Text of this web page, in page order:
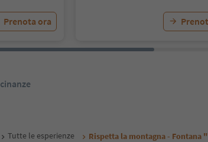
Prenota ora
Tutte le esperienze Rispetta la montagna -